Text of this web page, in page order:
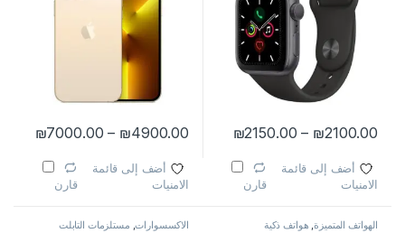
₪2100.00
–
₪2150.00 نطاق السعر: من ⁦₪2100.00⁩ خلال ⁦₪2150.00⁩
أضف إلى قائمة
الامنيات
قارن
₪4900.00
–
₪7000.00
أضف إلى قائمة
الامنيات
قارن
الهواتف المتميزة, هواتف ذكية الاكسسوارات, مستلزمات التابلت